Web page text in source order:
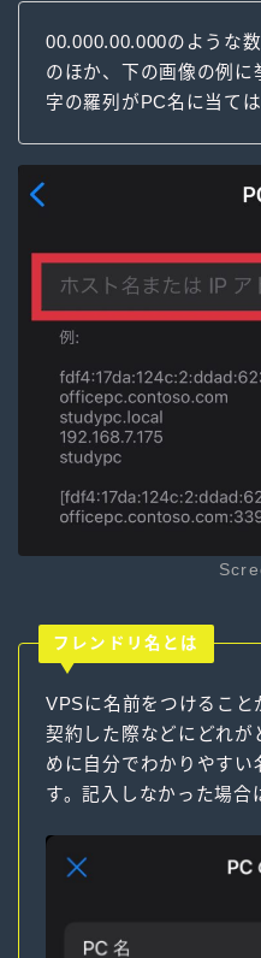
00.000.00.000のような
のほか、下の画像の例に
字の羅列がPC名に当ては
フレンドリ名とは
VPSに名前をつけること
契約した際などにどれが
めに自分でわかりやすい
す。記入しなかった場合